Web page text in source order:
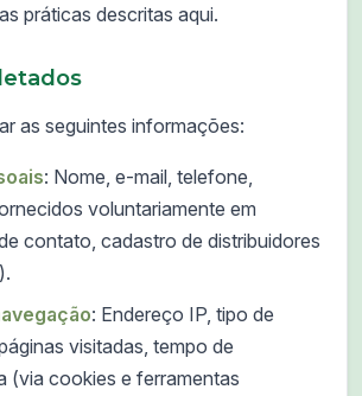
práticas descritas aqui.
as seguintes informações:
: Nome, e-mail, telefone,
voluntariamente em
contato, cadastro de distribuidores
: Endereço IP, tipo de
visitadas, tempo de
(via cookies e ferramentas